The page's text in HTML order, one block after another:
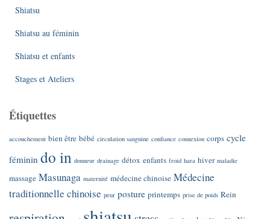
Shiatsu
Shiatsu au féminin
Shiatsu et enfants
Stages et Ateliers
Étiquettes
accouchement bien être bébé circulation sanguine confiance connexion corps cycle
féminin do in donneur drainage détox enfants froid hara hiver maladie
massage Masunaga maternité médecine chinoise Médecine
traditionnelle chinoise peur posture printemps prise de poids Rein